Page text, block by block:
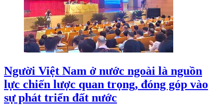
Người Việt Nam ở nước ngoài là nguồn
lực chiến lược quan trọng, đóng góp vào
sự phát triển đất nước